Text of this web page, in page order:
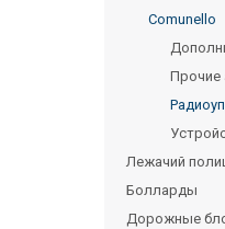
Comunello
Прочие
Лежачий
Болларды
Дорожные